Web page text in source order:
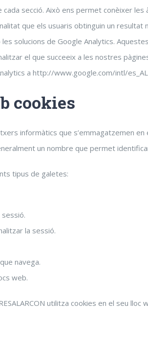
secció. Això ens permet conèixer
que els usuaris obtinguin un resultat
solucions de Google Analytics.
el que succeeix a les nostres
a http://www.google.com/intl/
cookies
informàtics que s’emmagatzemen en
un nombre que permet
tipus de galetes:
sessió.
la sessió.
navega.
web.
utilitza cookies en el seu